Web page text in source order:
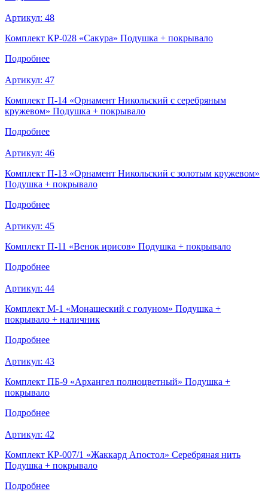
Артикул: 48
Комплект КР-028 «Сакура» Подушка + покрывало
Подробнее
Артикул: 47
Комплект П-14 «Орнамент Никольский с серебряным
кружевом» Подушка + покрывало
Подробнее
Артикул: 46
Комплект П-13 «Орнамент Никольский с золотым кружевом»
Подушка + покрывало
Подробнее
Артикул: 45
Комплект П-11 «Венок ирисов» Подушка + покрывало
Подробнее
Артикул: 44
Комплект М-1 «Монашеский с голуном» Подушка +
покрывало + наличник
Подробнее
Артикул: 43
Комплект ПБ-9 «Архангел полноцветный» Подушка +
покрывало
Подробнее
Артикул: 42
Комплект КР-007/1 «Жаккард Апостол» Серебряная нить
Подушка + покрывало
Подробнее